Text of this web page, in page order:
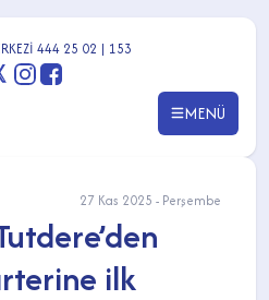
444 25 02 | 153
MENÜ
27 Kas 2025 - Perşembe
ilk